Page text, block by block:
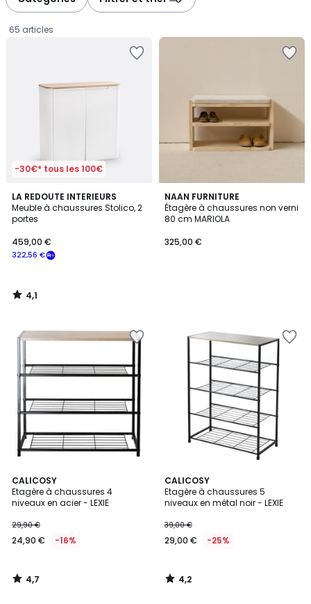
65 articles
-30€* tous les 100€
LA REDOUTE INTERIEURS
Meuble à chaussures Stolico, 2
portes
€
souscrivez
notre
programme
payer
place
322,56
€.
322,56 €
459,00 €
4,1
/ 5
4,1
/
NAAN FURNITURE
Étagère à chaussures non verni
80 cm MARIOLA
325,00 €
CALICOSY
Etagère à chaussures 4
niveaux en acier - LEXIE
29,90 €
24,90 € -16%
4,7
/ 5
4,7
/
CALICOSY
Etagère à chaussures 5
niveaux en métal noir - LEXIE
39,00 €
29,00 € -25%
4,2
/ 5
4,2
/